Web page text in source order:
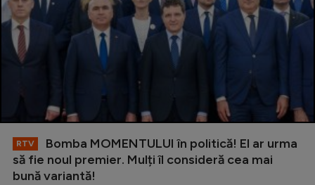
RTV
Bomba MOMENTULUI în politică! El ar urma
să fie noul premier. Mulți îl consideră cea mai
bună variantă!